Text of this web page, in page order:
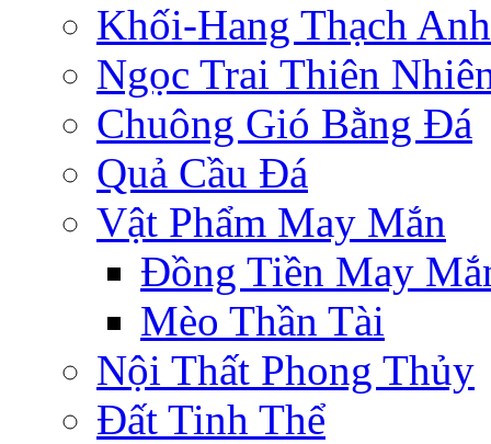
Khối-Hang Thạch Anh
Ngọc Trai Thiên
Chuông Gió Bằng Đá
Quả Cầu Đá
Vật Phẩm May Mắn
Đồng Tiền May
Mèo Thần Tài
Nội Thất Phong Thủy
Đất Tinh Thể